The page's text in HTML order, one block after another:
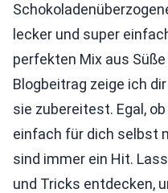
lecker und super
perfekten Mix aus
Blogbeitrag zeige ich
sie zubereitest. Egal,
einfach für dich selbst
sind immer ein Hit.
und Tricks entdecken,